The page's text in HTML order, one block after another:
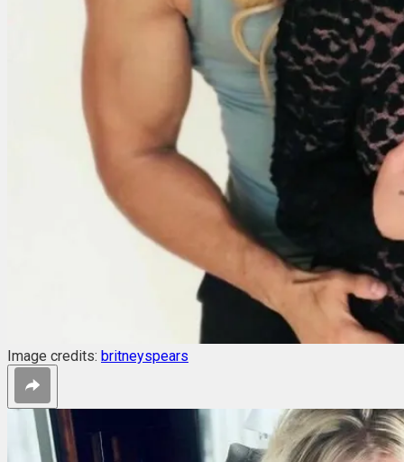
Image credits: britneyspears